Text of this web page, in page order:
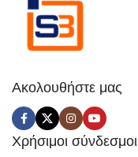
Ακολουθήστε μας
Χρήσιμοι σύνδεσμοι